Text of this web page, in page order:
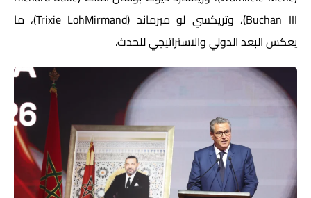
Buchan III)، وتريكسي لو ميرماند (Trixie LohMirmand)، ما
يعكس البعد الدولي والاستراتيجي للحدث.